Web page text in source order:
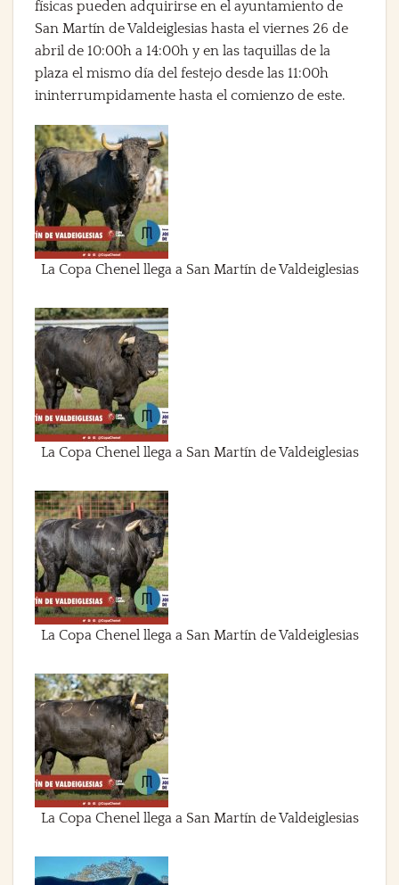
físicas pueden adquirirse en el ayuntamiento de
San Martín de Valdeiglesias hasta el viernes 26 de
abril de 10:00h a 14:00h y en las taquillas de la
plaza el mismo día del festejo desde las 11:00h
ininterrumpidamente hasta el comienzo de este.
La Copa Chenel llega a San Martín de Valdeiglesias
La Copa Chenel llega a San Martín de Valdeiglesias
La Copa Chenel llega a San Martín de Valdeiglesias
La Copa Chenel llega a San Martín de Valdeiglesias